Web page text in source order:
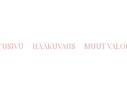
HÄÄKUVAUS MUUT